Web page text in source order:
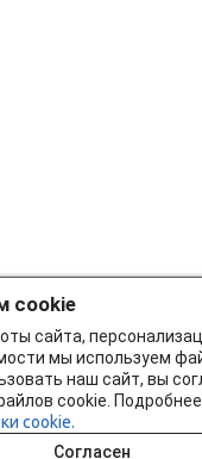
cookie
сайта,
мы используем
наш сайт, вы
cookie.
cookie.
Согласен